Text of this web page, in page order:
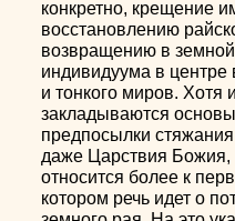
конкретно, крещение
восстановлению
возвращению в
индивидуума в центре
и тонкого миров. Хотя
закладываются
предпосылки
даже Царствия Божия,
относится более к
котором речь идет о